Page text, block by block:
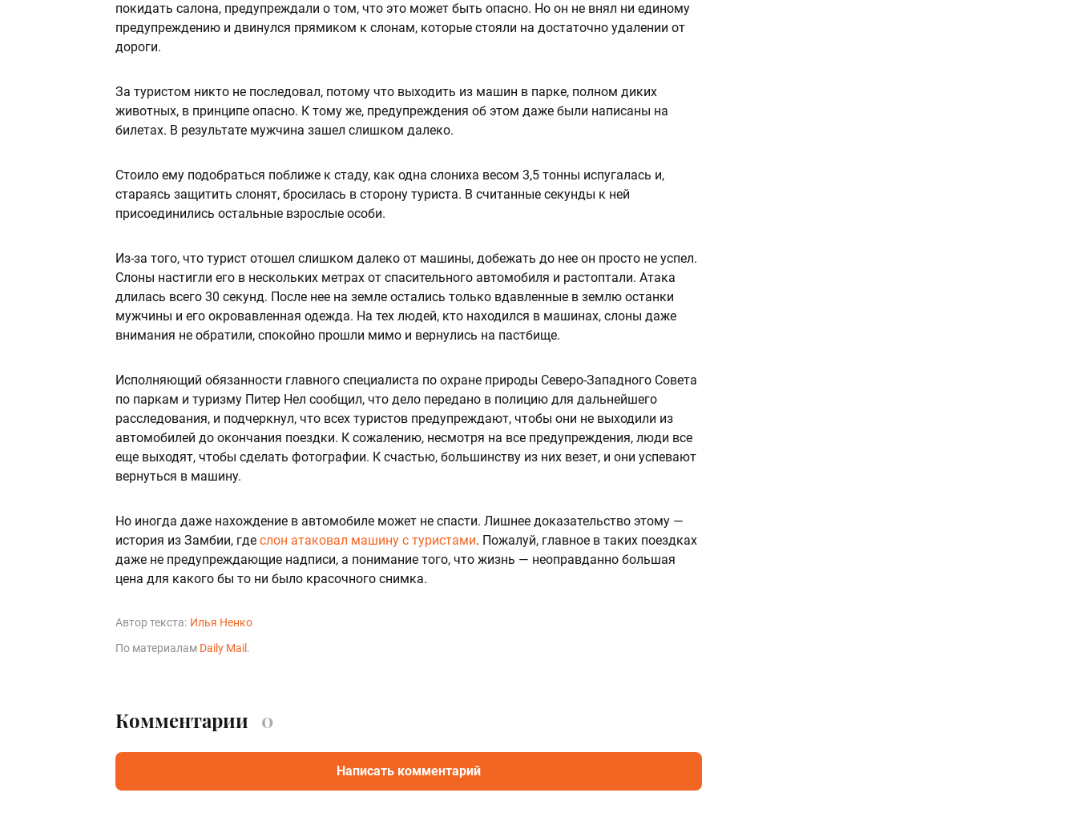
покидать салона, предупреждали о том, что это может быть опасно. Но он не внял ни единому
предупреждению и двинулся прямиком к слонам, которые стояли на достаточно удалении от
дороги.
За туристом никто не последовал, потому что выходить из машин в парке, полном диких
животных, в принципе опасно. К тому же, предупреждения об этом даже были написаны на
билетах. В результате мужчина зашел слишком далеко.
Стоило ему подобраться поближе к стаду, как одна слониха весом 3,5 тонны испугалась и,
стараясь защитить слонят, бросилась в сторону туриста. В считанные секунды к ней
присоединились остальные взрослые особи.
Из-за того, что турист отошел слишком далеко от машины, добежать до нее он просто не успел.
Слоны настигли его в нескольких метрах от спасительного автомобиля и растоптали. Атака
длилась всего 30 секунд. После нее на земле остались только вдавленные в землю останки
мужчины и его окровавленная одежда. На тех людей, кто находился в машинах, слоны даже
внимания не обратили, спокойно прошли мимо и вернулись на пастбище.
Исполняющий обязанности главного специалиста по охране природы Северо-Западного Совета
по паркам и туризму Питер Нел сообщил, что дело передано в полицию для дальнейшего
расследования, и подчеркнул, что всех туристов предупреждают, чтобы они не выходили из
автомобилей до окончания поездки. К сожалению, несмотря на все предупреждения, люди все
еще выходят, чтобы сделать фотографии. К счастью, большинству из них везет, и они успевают
вернуться в машину.
Но иногда даже нахождение в автомобиле может не спасти. Лишнее доказательство этому —
история из Замбии, где слон атаковал машину с туристами. Пожалуй, главное в таких поездках
даже не предупреждающие надписи, а понимание того, что жизнь — неоправданно большая
цена для какого бы то ни было красочного снимка.
Автор текста: Илья Ненко
По материалам Daily Mail .
Комментарии 0
Написать комментарий